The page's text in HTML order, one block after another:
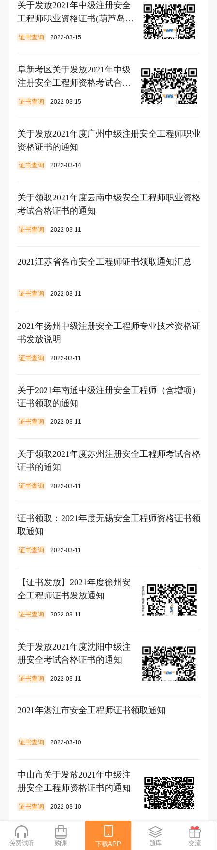
关于发放2021年中级注册安全
工程师职业资格证书(葫芦岛考
区)的通知
证书查询 2022-03-15
阜新考区关于发放2021年中级
注册安全工程师资格考试合格
证书的通知
证书查询 2022-03-15
关于发放2021年度广州中级注册安全工程师职业
资格证书的通知
证书查询 2022-03-14
关于领取2021年度云南中级安全工程师职业资格
考试合格证书的通知
证书查询 2022-03-11
2021江苏省各市安全工程师证书领取通知汇总
证书查询 2022-03-11
2021年扬州中级注册安全工程师专业技术资格证
书发放说明
证书查询 2022-03-11
关于2021年南通中级注册安全工程师（含增项）
证书领取的通知
证书查询 2022-03-11
关于领取2021年度苏州注册安全工程师考试合格
证书的通知
证书查询 2022-03-11
证书领取：2021年度无锡安全工程师资格证书领
取通知
证书查询 2022-03-11
【证书发放】2021年度徐州安
全工程师证书发放通知
证书查询 2022-03-11
关于发放2021年度沈阳中级注
册安全考试合格证书的通知
证书查询 2022-03-11
2021年湛江市安全工程师证书领取通知
证书查询 2022-03-10
中山市关于发放2021年中级注
册安全工程师资格证书的通知
证书查询 2022-03-10
潮州市关于2021年度安全工程师资格证书发放的
下载APP
免费试听 购课 下载APP 题库 交流